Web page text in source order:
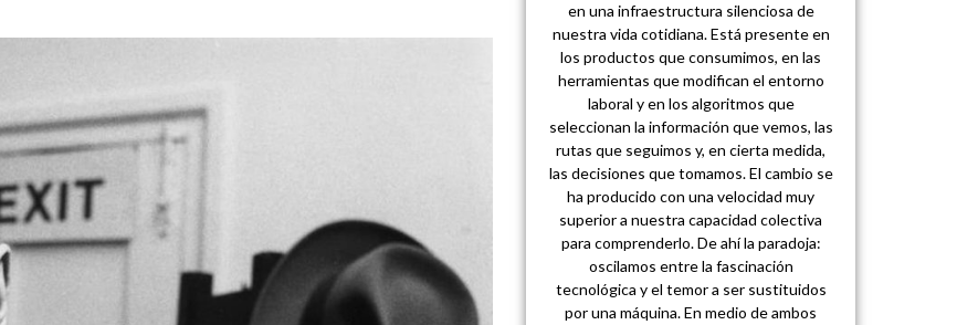
en una infraestructura silenciosa de
nuestra vida cotidiana. Está presente en
los productos que consumimos, en las
herramientas que modifican el entorno
laboral y en los algoritmos que
seleccionan la información que vemos, las
rutas que seguimos y, en cierta medida,
las decisiones que tomamos. El cambio se
ha producido con una velocidad muy
superior a nuestra capacidad colectiva
para comprenderlo. De ahí la paradoja:
oscilamos entre la fascinación
tecnológica y el temor a ser sustituidos
por una máquina. En medio de ambos